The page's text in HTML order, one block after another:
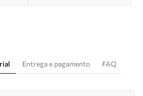
Entrega e pagamento FAQ